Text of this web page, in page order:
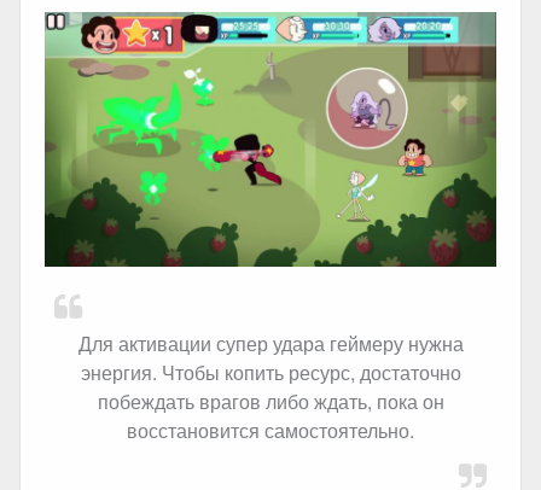
Для активации супер удара геймеру нужна
энергия. Чтобы копить ресурс, достаточно
побеждать врагов либо ждать, пока он
восстановится самостоятельно.